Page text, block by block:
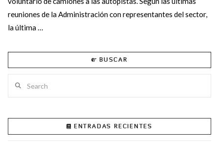
VIEW POST
reuniones de la Administración con representantes del sector,
la última …
BUSCAR
ENTRADAS RECIENTES